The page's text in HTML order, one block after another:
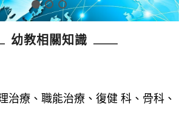
幼教相關知識
治療、職能治療、復健 科、骨科、